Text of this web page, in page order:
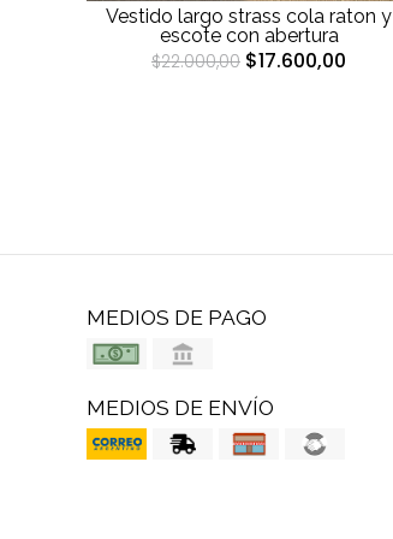
Vestido largo strass cola raton y
escote con abertura
$22.000,00 $17.600,00
MEDIOS DE PAGO
MEDIOS DE ENVÍO